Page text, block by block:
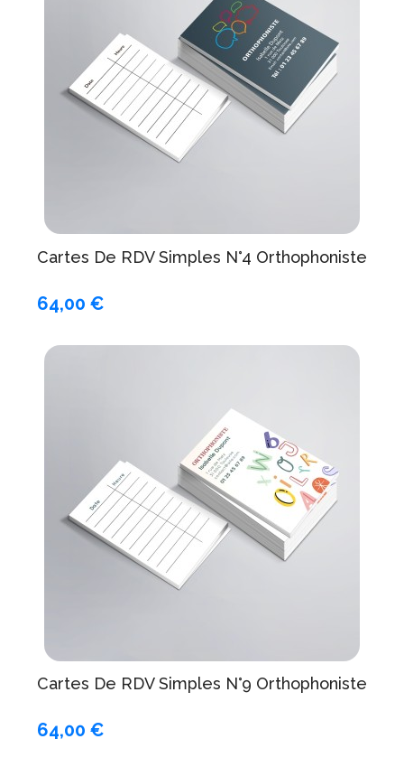
Cartes De RDV Simples N°4 Orthophoniste
64,00 €
Cartes De RDV Simples N°9 Orthophoniste
64,00 €